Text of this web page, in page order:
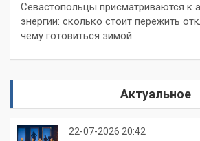
Севастопольцы присматриваются к
энергии: сколько стоит пережить
чему готовиться зимой
Актуальное
22-07-2026 20:42